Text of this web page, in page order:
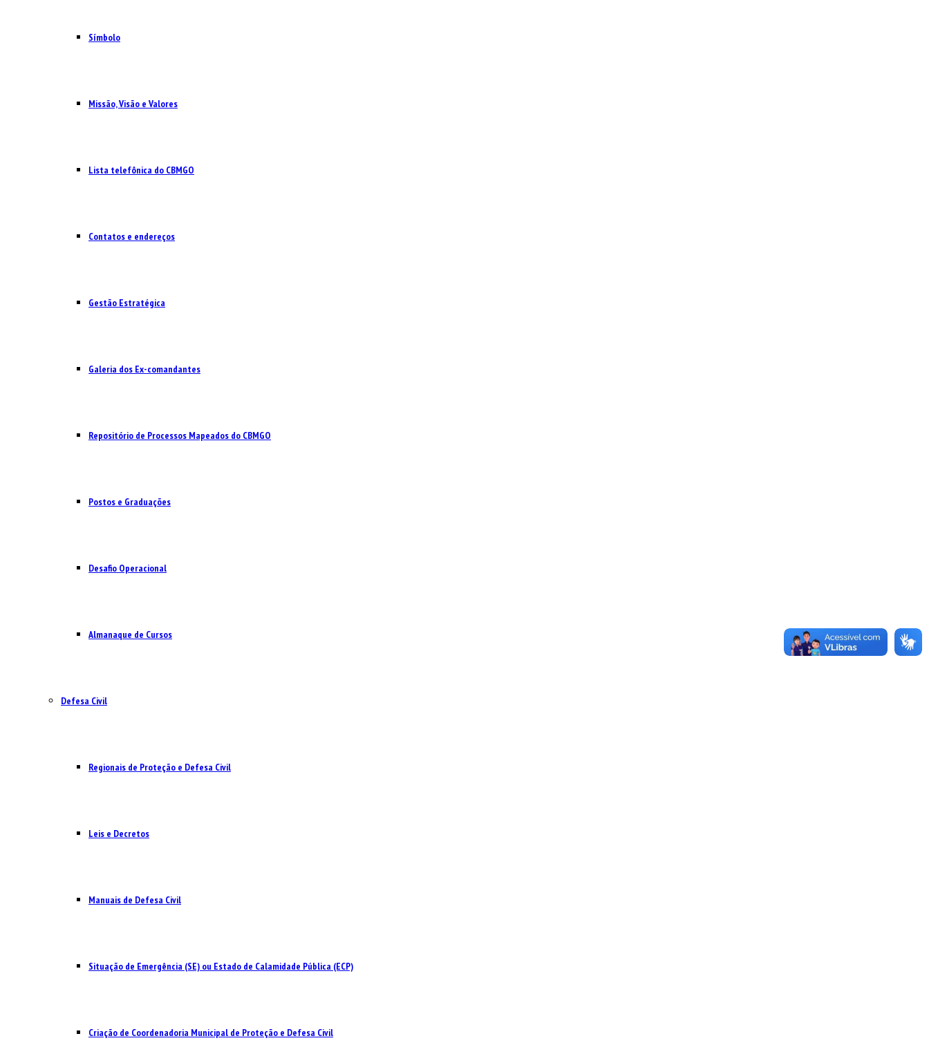
Símbolo
Missão, Visão e Valores
Lista telefônica do CBMGO
Contatos e endereços
Gestão Estratégica
Galeria dos Ex-comandantes
Repositório de Processos Mapeados do CBMGO
Postos e Graduações
Desafio Operacional
Almanaque de Cursos
Defesa Civil
Regionais de Proteção e Defesa Civil
Leis e Decretos
Manuais de Defesa Civil
Situação de Emergência (SE) ou Estado de Calamidade Pública (ECP)
Criação de Coordenadoria Municipal de Proteção e Defesa Civil